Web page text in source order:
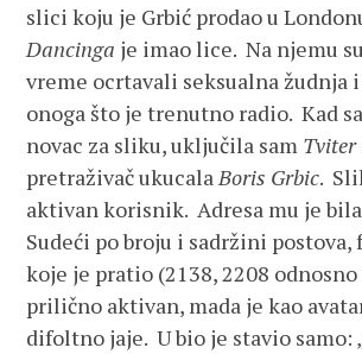
slici koju je Grbić prodao u
Dancinga je imao lice. Na njemu
vreme ocrtavali seksualna žudnja
onoga što je trenutno radio. Kad
novac za sliku, uključila sam Tviter
pretraživač ukucalaBoris Grbic.
aktivan korisnik. Adresa mu je
Sudeći po broju i sadržini
koje je pratio (2138, 2208
prilično aktivan, mada je kao
difoltno jaje. U bio je stavio